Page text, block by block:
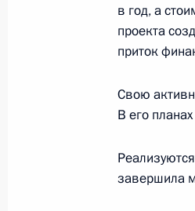
1 сентября
25 октября
в год, а
проекта
приток
Свою
В его
завершила